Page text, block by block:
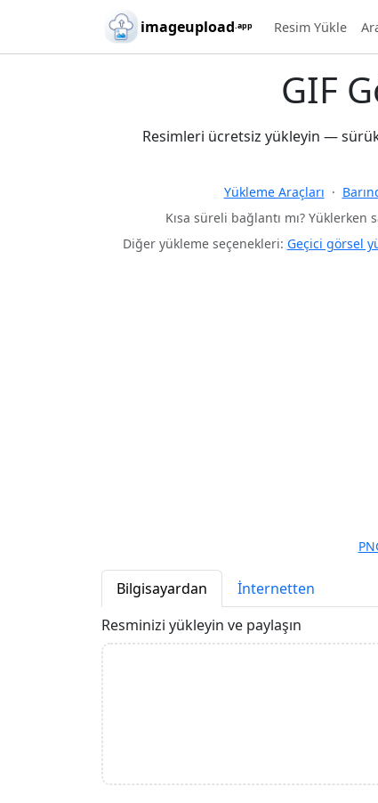
Skip to main content
imageupload.app Resim Yükle
GIF
Resimleri ücretsiz yükleyin —
Yükleme Araçları ·
Kısa süreli bağlantı mı?
Diğer yükleme seçenekleri: Geçici görsel
Bilgisayardan
İnternetten
Resminizi yükleyin ve paylaşın